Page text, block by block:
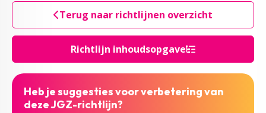
Richtlijn inhoudsopgave
Terug naar richtlijnen overzicht
Heb je suggesties voor verbetering van
deze JGZ-richtlijn?